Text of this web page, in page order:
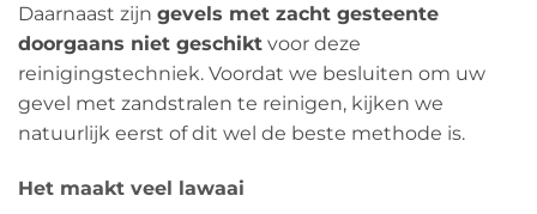
Daarnaast zijn gevels met zacht gesteente
doorgaans niet geschikt voor deze
reinigingstechniek. Voordat we besluiten om uw
gevel met zandstralen te reinigen, kijken we
natuurlijk eerst of dit wel de beste methode is.
Het maakt veel lawaai